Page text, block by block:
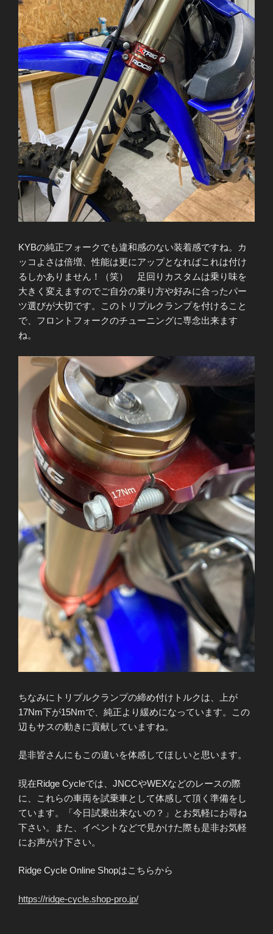
KYBの純正フォークでも違和感のない装着感ですね。カ
ッコよさは倍増、性能は更にアップとなればこれは付け
るしかありません！（笑） 足回りカスタムは乗り味を
大きく変えますのでご自分の乗り方や好みに合ったパー
ツ選びが大切です。このトリプルクランプを付けること
で、フロントフォークのチューニングに専念出来ます
ね。
ちなみにトリプルクランプの締め付けトルクは、上が
17Nm下が15Nmで、純正より緩めになっています。この
辺もサスの動きに貢献していますね。
是非皆さんにもこの違いを体感してほしいと思います。
現在Ridge Cycleでは、JNCCやWEXなどのレースの際
に、これらの車両を試乗車として体感して頂く準備をし
ています。「今日試乗出来ないの？」とお気軽にお尋ね
下さい。また、イベントなどで見かけた際も是非お気軽
にお声がけ下さい。
Ridge Cycle Online Shopはこちらから
https://ridge-cycle.shop-pro.jp/